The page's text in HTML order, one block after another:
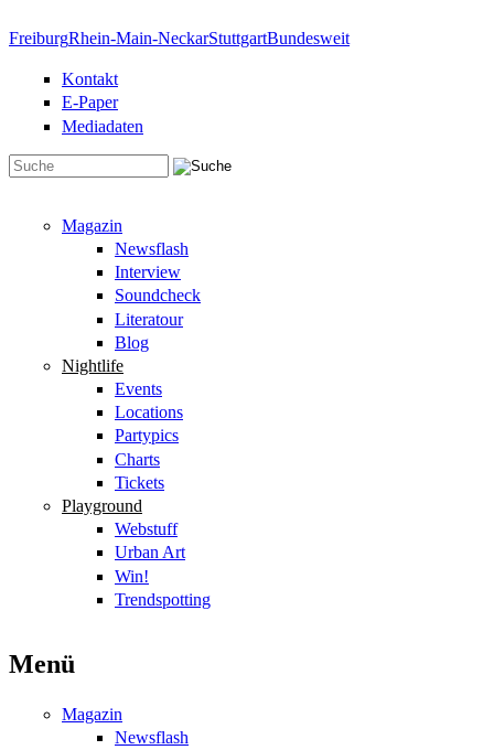
FreiburgRhein-Main-NeckarStuttgartBundesweit
Kontakt
E-Paper
Mediadaten
Magazin
Newsflash
Interview
Soundcheck
Literatour
Blog
Nightlife
Events
Locations
Partypics
Charts
Tickets
Playground
Webstuff
Urban Art
Win!
Trendspotting
Menü
Magazin
Newsflash